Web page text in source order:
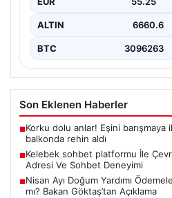
ALTIN 6660.6
BTC 3096263
Son Eklenen Haberler
■Korku dolu anlar! Eşini barışmaya
balkonda rehin aldı
■Kelebek sohbet platformu İle
Adresi Ve Sohbet Deneyimi
■Nisan Ayı Doğum Yardımı
mı? Bakan Göktaş’tan Açıklama